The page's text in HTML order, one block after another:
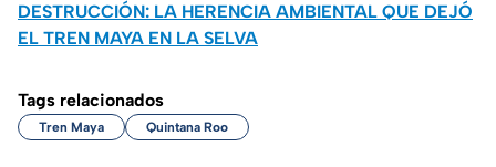
DESTRUCCIÓN: LA HERENCIA AMBIENTAL QUE DEJÓ
EL TREN MAYA EN LA SELVA
Tags relacionados
Tren Maya Quintana Roo